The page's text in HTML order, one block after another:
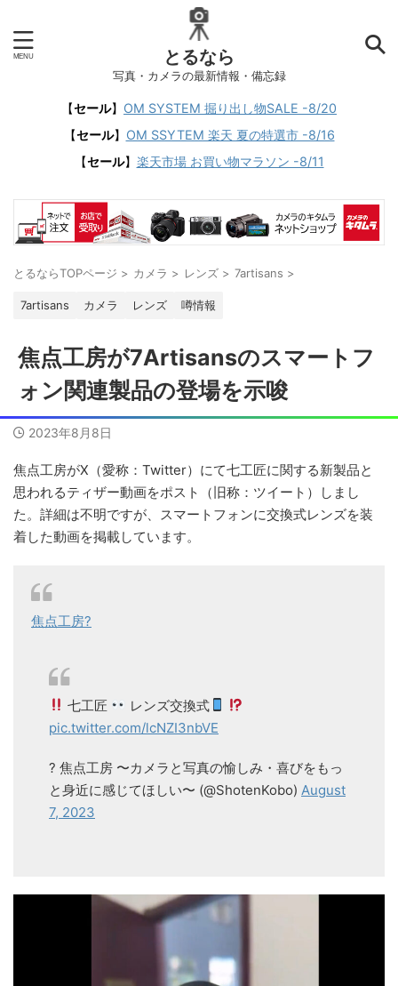
とるなら
写真・カメラの最新情報・備忘録
【セール】 OM SYSTEM 掘り出し物SALE -8/20
【セール】 OM SSYTEM 楽天 夏の特選市 -8/16
【セール】 楽天市場 お買い物マラソン -8/11
とるならTOPページ > カメラ > レンズ > 7artisans >
7artisans カメラ レンズ 噂情報
焦点工房が7Artisansのスマートフ
ォン関連製品の登場を示唆
2023年8月8日
焦点工房がX（愛称：Twitter）にて七工匠に関する新製品と
思われるティザー動画をポスト（旧称：ツイート）しまし
た。詳細は不明ですが、スマートフォンに交換式レンズを装
着した動画を掲載しています。
焦点工房?
七工匠
レンズ交換式
pic.twitter.com/lcNZI3nbVE
? 焦点工房 〜カメラと写真の愉しみ・喜びをもっ
と身近に感じてほしい〜 (@ShotenKobo) August
7, 2023